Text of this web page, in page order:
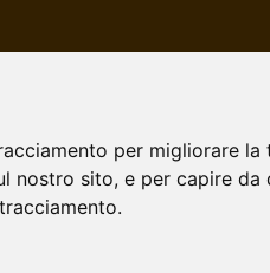
per migliorare
nostro sito, e per capire